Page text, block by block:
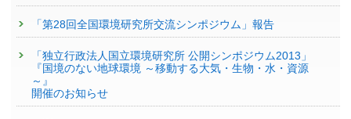
「第28回全国環境研究所交流シンポジウム」報告
「独立行政法人国立環境研究所 公開シンポジウム2013」
『国境のない地球環境 ～移動する大気・生物・水・資源
～』
開催のお知らせ